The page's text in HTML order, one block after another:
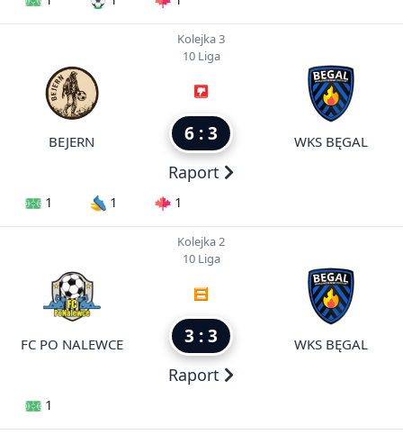
BEJERN
Kolejka 3
10 Liga
6 : 3
Raport
WKS BĘGAL
1 1 1
FC PO NALEWCE
Kolejka 2
10 Liga
3 : 3
Raport
WKS BĘGAL
1